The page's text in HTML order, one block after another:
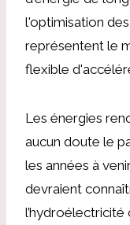
l'optimisation
représentent le
flexible
Les énergies
aucun doute le
les années à
devraient
l’hydroélectricité